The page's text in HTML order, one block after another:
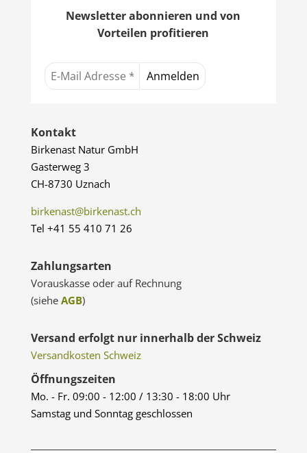
Newsletter abonnieren und von
Vorteilen profitieren
Kontakt
Birkenast Natur GmbH
Gasterweg 3
CH-8730 Uznach
birkenast@birkenast.ch
Tel +41 55 410 71 26
Zahlungsarten
Vorauskasse oder auf Rechnung
(siehe AGB)
Versand erfolgt nur innerhalb der Schweiz
Versandkosten Schweiz
Öffnungszeiten
Mo. - Fr. 09:00 - 12:00 / 13:30 - 18:00 Uhr
Samstag und Sonntag geschlossen